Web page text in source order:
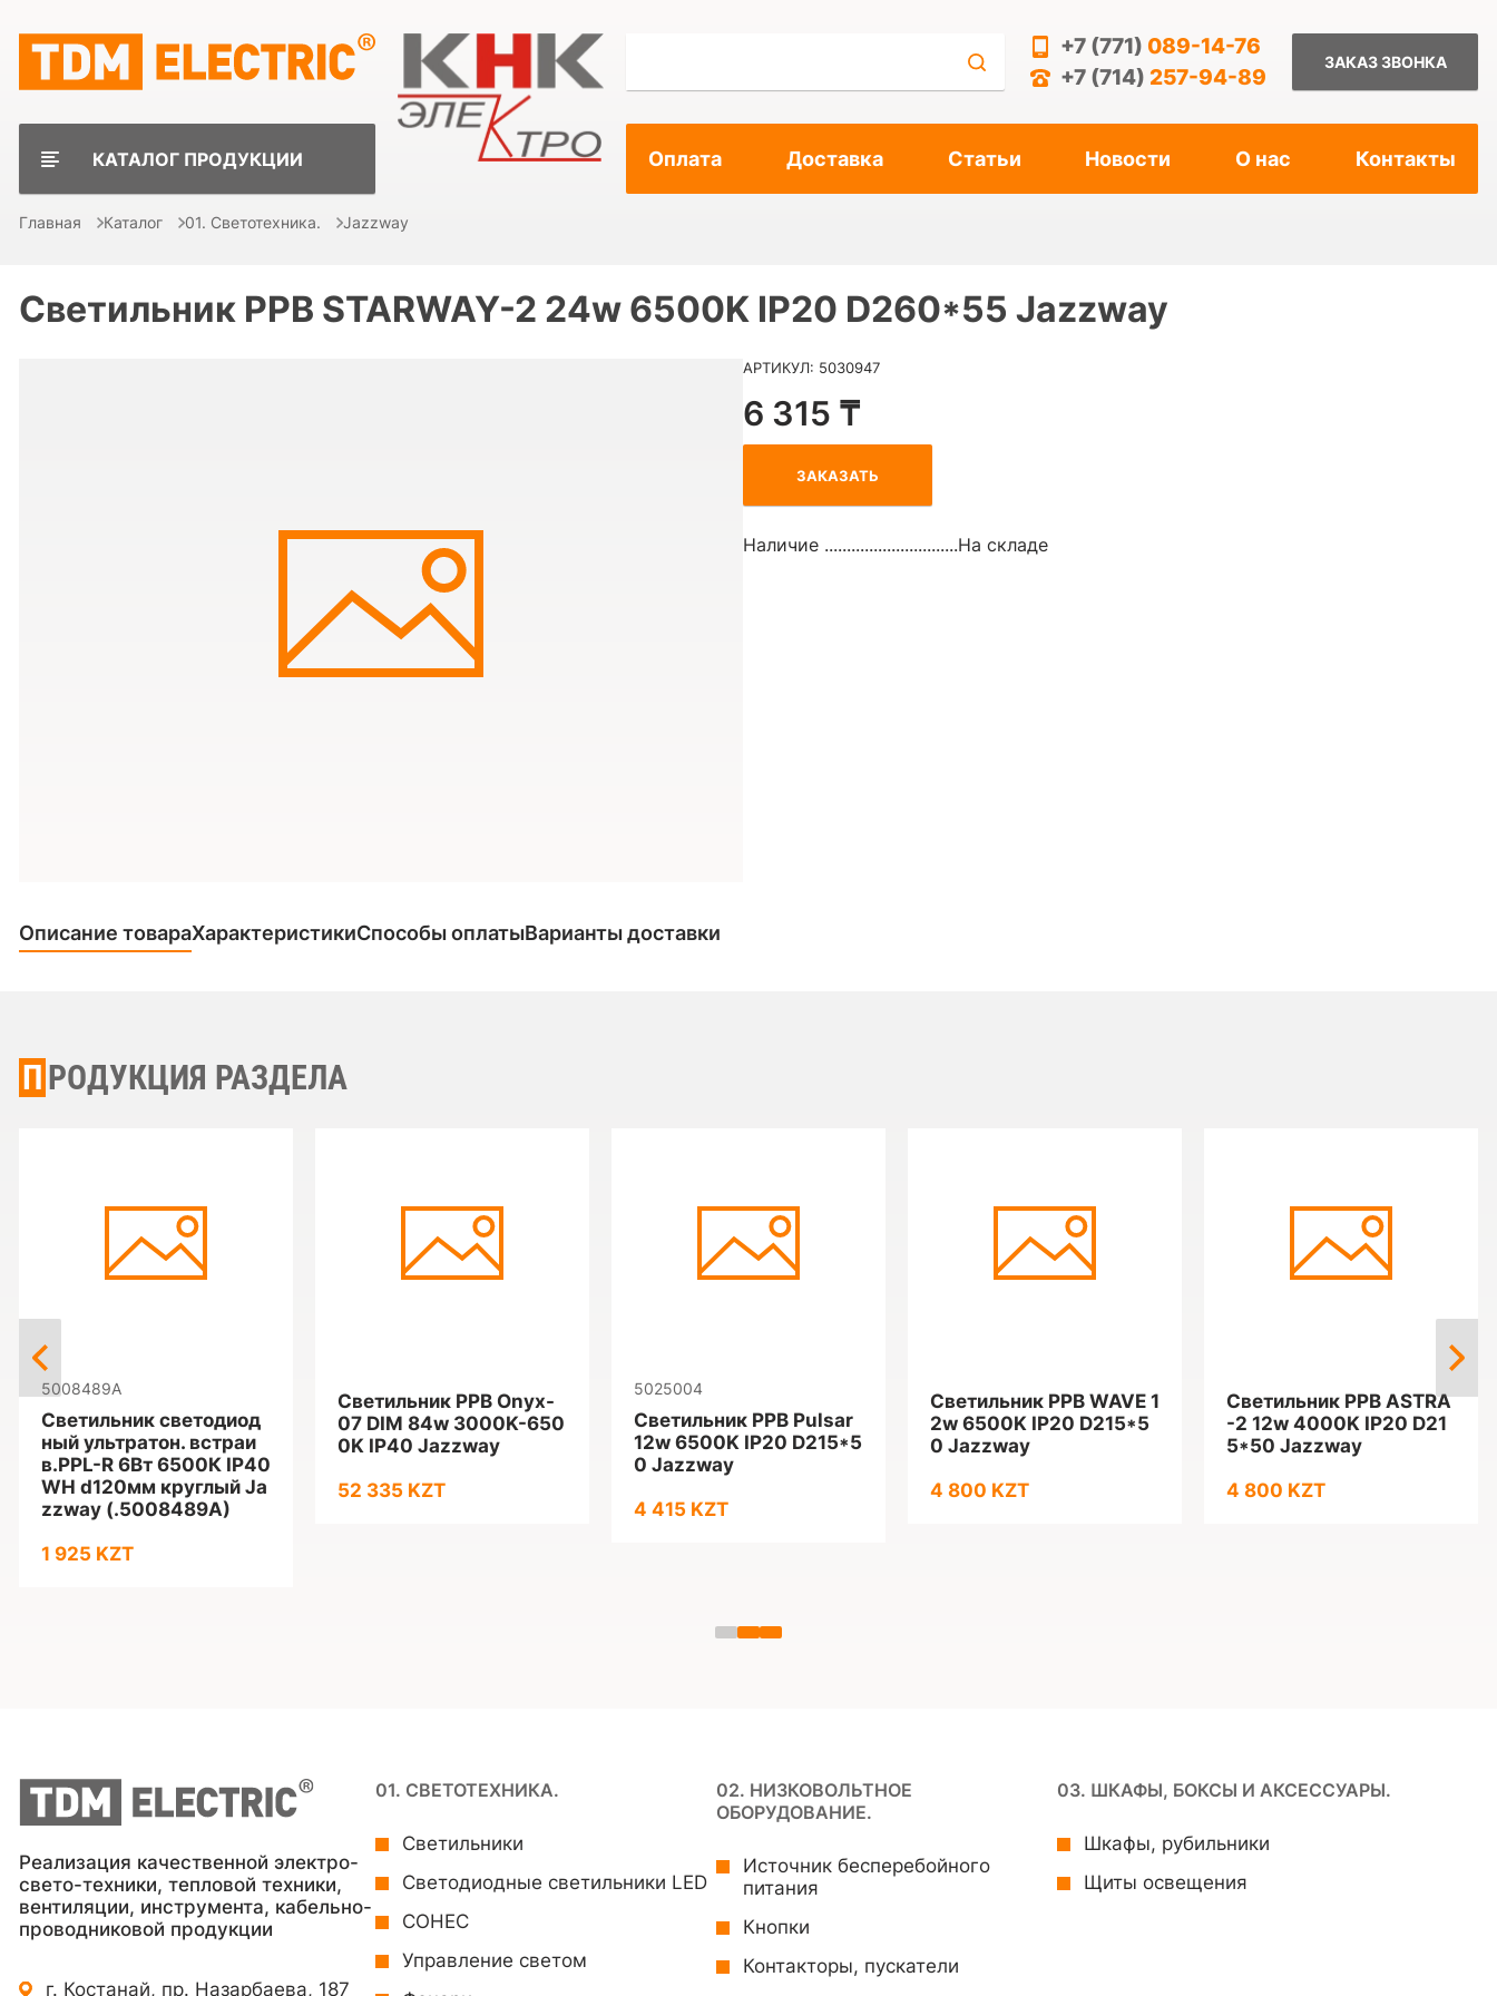
+7 (771) 089-14-76
+7 (714) 257-94-89
ЗАКАЗ ЗВОНКА
КАТАЛОГ ПРОДУКЦИИ Оплата Доставка Статьи Новости О нас Контакты
Главная Каталог 01. Светотехника. Jazzway
Светильник PPB STARWAY-2 24w 6500K IP20 D260*55 Jazzway
АРТИКУЛ: 5030947
6 315 ₸
ЗАКАЗАТЬ
Наличие ..............................На складе
Описание товараХарактеристикиСпособы оплатыВарианты доставки
ПРОДУКЦИЯ РАЗДЕЛА
5008489A
Светильник светодиод
ный ультратон. встраи
в.PPL-R 6Вт 6500К IP40
WH d120мм круглый Ja
zzway (.5008489A)
1 925 KZT
Светильник PPB Onyx-
07 DIM 84w 3000K-650
0K IP40 Jazzway
52 335 KZT
5025004
Светильник PPB Pulsar
12w 6500K IP20 D215*5
0 Jazzway
4 415 KZT
Светильник PPB WAVE 1
2w 6500K IP20 D215*5
0 Jazzway
4 800 KZT
Светильник PPB ASTRA
-2 12w 4000K IP20 D21
5*50 Jazzway
4 800 KZT
Реализация качественной электро-
свето-техники, тепловой техники,
вентиляции, инструмента, кабельно-
проводниковой продукции
г. Костанай, пр. Назарбаева, 187
01. СВЕТОТЕХНИКА.
Светильники
Светодиодные светильники LED
СОНЕС
Управление светом
02. НИЗКОВОЛЬТНОЕ
ОБОРУДОВАНИЕ.
Источник бесперебойного
питания
Кнопки
Контакторы, пускатели
03. ШКАФЫ, БОКСЫ И АКСЕССУАРЫ.
Шкафы, рубильники
Щиты освещения